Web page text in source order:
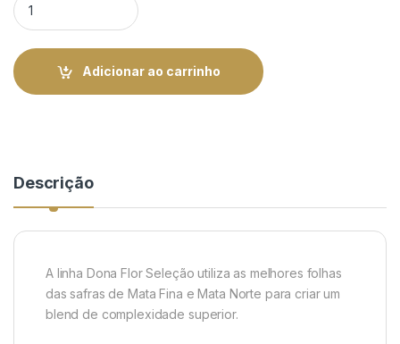
Adicionar ao carrinho
Descrição
A linha Dona Flor Seleção utiliza as melhores folhas
das safras de Mata Fina e Mata Norte para criar um
blend de complexidade superior.